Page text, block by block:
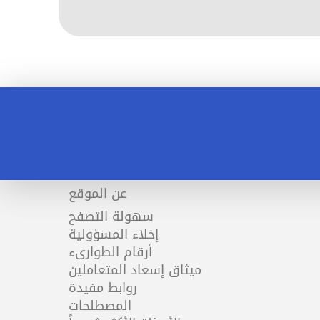
عن الموقع
سهولة التصفح
إخلاء المسؤولية
أرقام الطوارىء
ميثاق إسعاد المتعاملين
روابط مفيدة
المصطلحات